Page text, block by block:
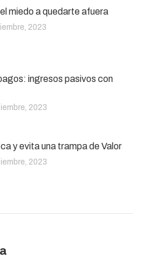
miedo a quedarte afuera
2023
ingresos pasivos con
2023
y evita una trampa de Valor
2023